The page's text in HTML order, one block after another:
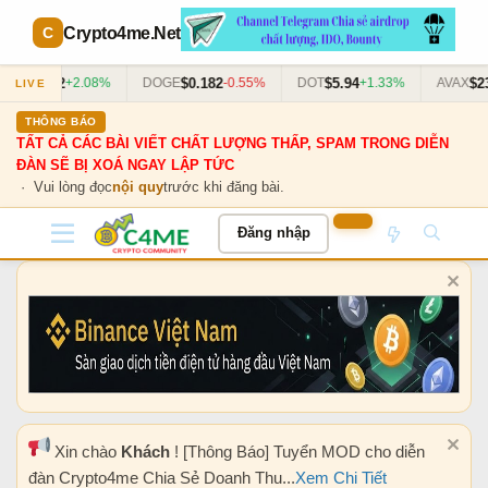
Crypto4me.Net
LIVE
$0.712 +2.08% DOGE$0.182-0.55% DOT$5.94+1.33% AVAX
THÔNG BÁO
TẤT CẢ CÁC BÀI VIẾT CHẤT LƯỢNG THẤP, SPAM TRONG DIỄN
ĐÀN SẼ BỊ XOÁ NGAY LẬP TỨC
· Vui lòng đọcnội quytrước khi đăng bài.
Đăng nhập
Xin chào Khách ! [Thông Báo] Tuyển MOD cho diễn
đàn Crypto4me Chia Sẻ Doanh Thu...Xem Chi Tiết